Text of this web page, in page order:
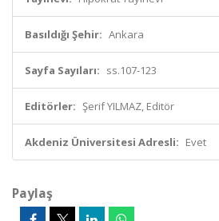
Basıldığı Şehir: Ankara
Sayfa Sayıları: ss.107-123
Editörler: Şerif YILMAZ, Editör
Akdeniz Üniversitesi Adresli: Evet
Paylaş